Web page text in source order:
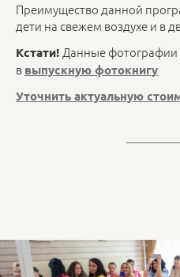
Преимущество данной
дети на свежем воздухе и в
Кстати! Данные фотографии
в выпускную фотокнигу
Уточнить актуальную